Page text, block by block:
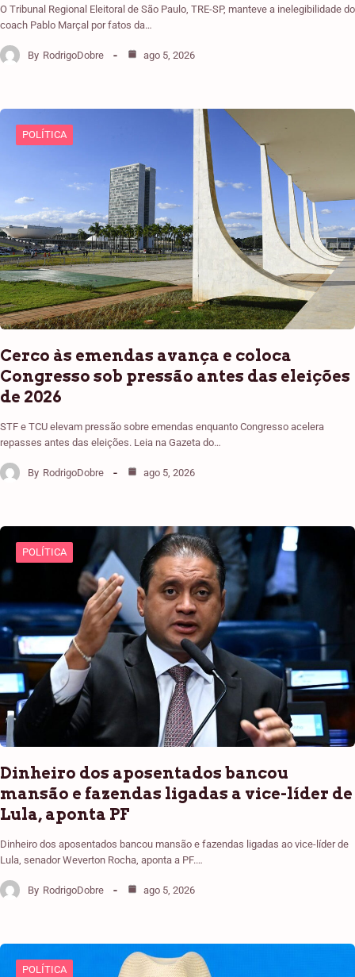
O Tribunal Regional Eleitoral de São Paulo, TRE-SP, manteve a inelegibilidade do
coach Pablo Marçal por fatos da…
By RodrigoDobre ago 5, 2026
POLÍTICA
Cerco às emendas avança e coloca
Congresso sob pressão antes das eleições
de 2026
STF e TCU elevam pressão sobre emendas enquanto Congresso acelera
repasses antes das eleições. Leia na Gazeta do…
By RodrigoDobre ago 5, 2026
POLÍTICA
Dinheiro dos aposentados bancou
mansão e fazendas ligadas a vice-líder de
Lula, aponta PF
Dinheiro dos aposentados bancou mansão e fazendas ligadas ao vice-líder de
Lula, senador Weverton Rocha, aponta a PF.…
By RodrigoDobre ago 5, 2026
POLÍTICA